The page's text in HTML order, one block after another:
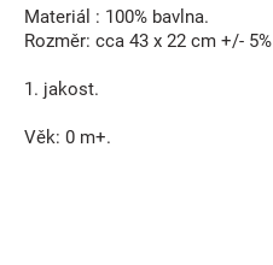
Materiál : 100% bavlna.
Rozměr: cca 43 x 22 cm +/- 5%
1. jakost.
Věk: 0 m+.